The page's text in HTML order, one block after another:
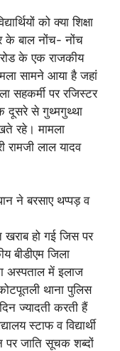
को क्या शिक्षा
के बाल नोंच- नोंच
के एक राजकीय
सामने आया है जहां
सहकर्मी पर रजिस्टर
दूसरे से गुथ्मगुथ्था
रहे। मामला
रामजी लाल यादव
खराब हो गई जिस पर
बीडीएम जिला
अस्पताल में इलाज
थाना पुलिस
ज्यादती करती हैं
स्टाफ व विद्यार्थी
पर जाति सूचक शब्दों